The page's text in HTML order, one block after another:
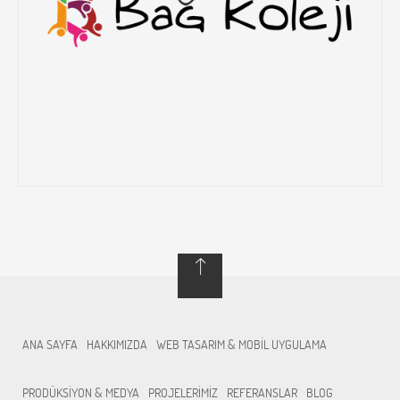
ANA SAYFA HAKKIMIZDA WEB TASARIM & MOBİL UYGULAMA
PRODÜKSİYON & MEDYA PROJELERİMİZ REFERANSLAR BLOG